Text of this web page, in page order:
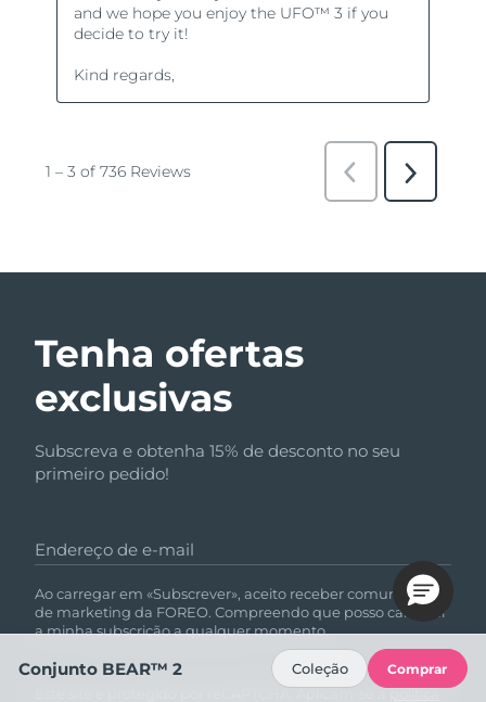
Tenha ofertas
exclusivas
Subscreva e obtenha 15% de desconto no seu
primeiro pedido!
Endereço de e-mail
Ao carregar em «Subscrever», aceito receber comunicações
de marketing da FOREO. Compreendo que posso cancelar
a minha subscrição a qualquer momento.
Este site é protegido por reCAPTCHA. Aplicam-se apolítica
Conjunto BEAR™ 2 Coleção Comprar